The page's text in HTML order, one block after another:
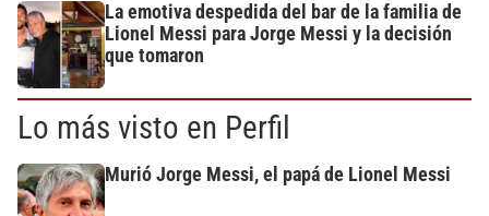
La emotiva despedida del bar de la familia de
Lionel Messi para Jorge Messi y la decisión
que tomaron
Lo más visto en Perfil
Murió Jorge Messi, el papá de Lionel Messi